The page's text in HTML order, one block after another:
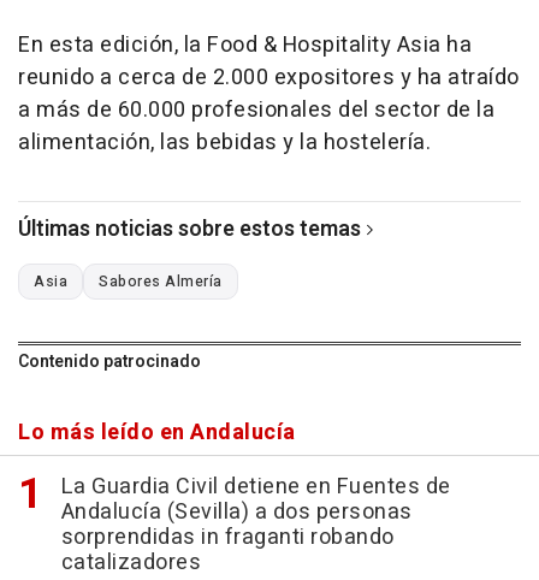
En esta edición, la Food & Hospitality Asia ha
reunido a cerca de 2.000 expositores y ha atraído
a más de 60.000 profesionales del sector de la
alimentación, las bebidas y la hostelería.
Últimas noticias sobre estos temas
Asia Sabores Almería
Contenido patrocinado
Lo más leído en Andalucía
La Guardia Civil detiene en Fuentes de
Andalucía (Sevilla) a dos personas
sorprendidas in fraganti robando
catalizadores